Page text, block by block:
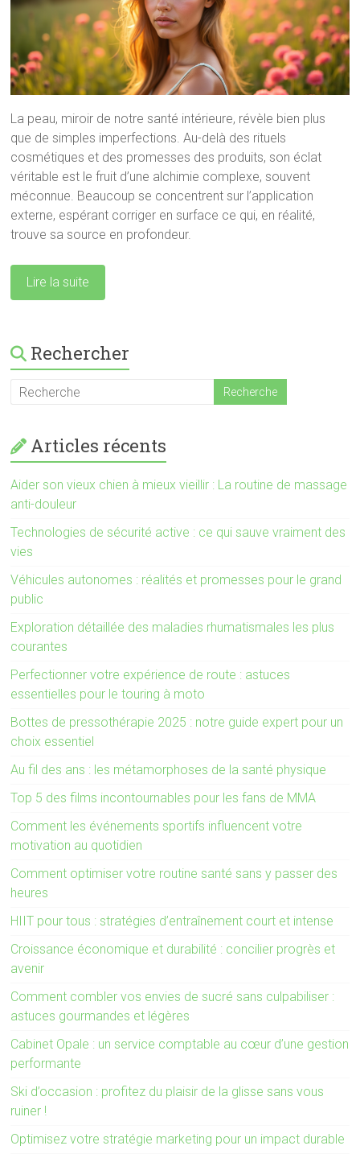
La peau, miroir de notre santé intérieure, révèle bien plus
que de simples imperfections. Au-delà des rituels
cosmétiques et des promesses des produits, son éclat
véritable est le fruit d’une alchimie complexe, souvent
méconnue. Beaucoup se concentrent sur l’application
externe, espérant corriger en surface ce qui, en réalité,
trouve sa source en profondeur.
Lire la suite
Rechercher
Articles récents
Aider son vieux chien à mieux vieillir : La routine de massage
anti-douleur
Technologies de sécurité active : ce qui sauve vraiment des
vies
Véhicules autonomes : réalités et promesses pour le grand
public
Exploration détaillée des maladies rhumatismales les plus
courantes
Perfectionner votre expérience de route : astuces
essentielles pour le touring à moto
Bottes de pressothérapie 2025 : notre guide expert pour un
choix essentiel
Au fil des ans : les métamorphoses de la santé physique
Top 5 des films incontournables pour les fans de MMA
Comment les événements sportifs influencent votre
motivation au quotidien
Comment optimiser votre routine santé sans y passer des
heures
HIIT pour tous : stratégies d’entraînement court et intense
Croissance économique et durabilité : concilier progrès et
avenir
Comment combler vos envies de sucré sans culpabiliser :
astuces gourmandes et légères
Cabinet Opale : un service comptable au cœur d’une gestion
performante
Ski d’occasion : profitez du plaisir de la glisse sans vous
ruiner !
Optimisez votre stratégie marketing pour un impact durable